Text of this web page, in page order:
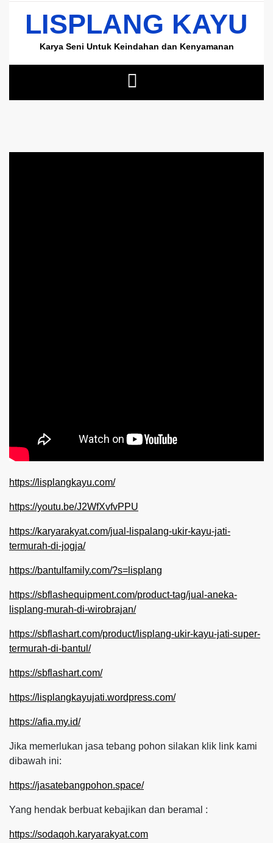
https://lisplangkayu.com/
https://youtu.be/J2WfXvfvPPU
https://karyarakyat.com/jual-lispalang-ukir-kayu-jati-
termurah-di-jogja/
https://bantulfamily.com/?s=lisplang
https://sbflashequipment.com/product-tag/jual-aneka-
lisplang-murah-di-wirobrajan/
https://sbflashart.com/product/lisplang-ukir-kayu-jati-super-
termurah-di-bantul/
https://sbflashart.com/
https://lisplangkayujati.wordpress.com/
https://afia.my.id/
Jika memerlukan jasa tebang pohon silakan klik link kami
dibawah ini:
https://jasatebangpohon.space/
Yang hendak berbuat kebajikan dan beramal :
https://sodaqoh.karyarakyat.com